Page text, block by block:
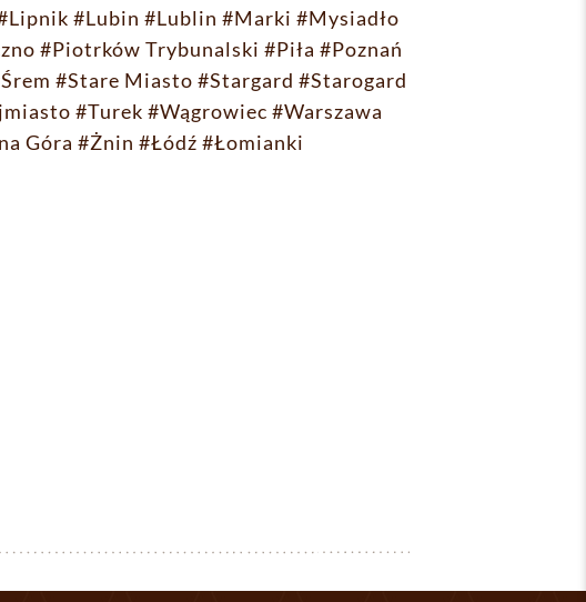
#Lubin #Lublin #Marki #Mysiadło
#Piotrków Trybunalski #Piła #Poznań
#Stare Miasto #Stargard #Starogard
#Turek #Wągrowiec #Warszawa
Góra #Żnin #Łódź #Łomianki